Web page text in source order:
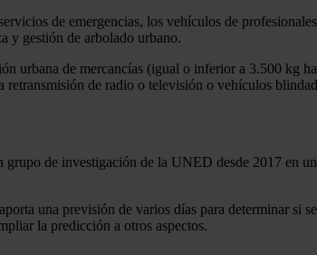
de emergencias, los vehículos de
y gestión de arbolado urbano.
urbana de mercancías (igual o inferior a 3.500 kg
retransmisión de radio o televisión o vehículos
de investigación de la UNED desde 2017 en
una previsión de varios días para determinar si
la predicción a otros aspectos.